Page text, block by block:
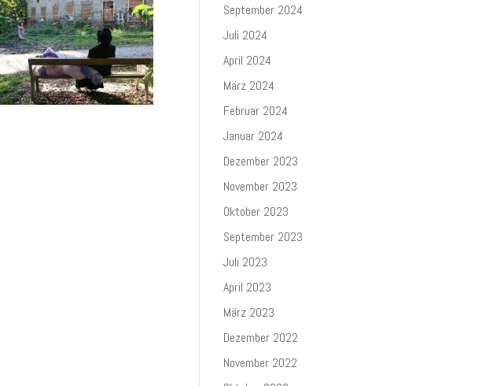
September 2024
Juli 2024
April 2024
März 2024
Februar 2024
Januar 2024
Dezember 2023
November 2023
Oktober 2023
September 2023
Juli 2023
April 2023
März 2023
Dezember 2022
November 2022